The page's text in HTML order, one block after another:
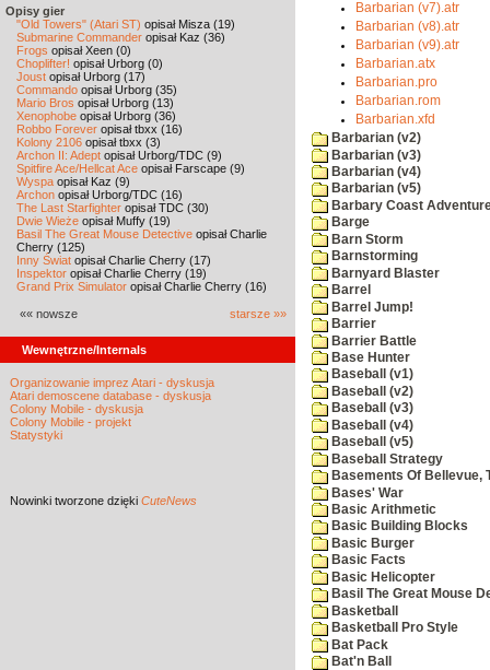
Opisy gier
"Old Towers" (Atari ST) opisał Misza (19)
Submarine Commander opisał Kaz (36)
Frogs opisał Xeen (0)
Choplifter! opisał Urborg (0)
Joust opisał Urborg (17)
Commando opisał Urborg (35)
Mario Bros opisał Urborg (13)
Xenophobe opisał Urborg (36)
Robbo Forever opisał tbxx (16)
Kolony 2106 opisał tbxx (3)
Archon II: Adept opisał Urborg/TDC (9)
Spitfire Ace/Hellcat Ace opisał Farscape (9)
Wyspa opisał Kaz (9)
Archon opisał Urborg/TDC (16)
The Last Starfighter opisał TDC (30)
Dwie Wieże opisał Muffy (19)
Basil The Great Mouse Detective opisał Charlie
Cherry (125)
Inny Świat opisał Charlie Cherry (17)
Inspektor opisał Charlie Cherry (19)
Grand Prix Simulator opisał Charlie Cherry (16)
«« nowsze starsze »»
Wewnętrzne/Internals
Organizowanie imprez Atari - dyskusja
Atari demoscene database - dyskusja
Colony Mobile - dyskusja
Colony Mobile - projekt
Statystyki
Nowinki tworzone dzięki CuteNews
Barbarian (v7).atr
Barbarian (v8).atr
Barbarian (v9).atr
Barbarian.atx
Barbarian.pro
Barbarian.rom
Barbarian.xfd
Barbarian (v2)
Barbarian (v3)
Barbarian (v4)
Barbarian (v5)
Barbary Coast
Barge
Barn Storm
Barnstorming
Barnyard Blaster
Barrel
Barrel Jump!
Barrier
Barrier Battle
Base Hunter
Baseball (v1)
Baseball (v2)
Baseball (v3)
Baseball (v4)
Baseball (v5)
Baseball Strategy
Basements Of Bellevue,
Bases' War
Basic Arithmetic
Basic Building Blocks
Basic Burger
Basic Facts
Basic Helicopter
Basil The Great Mouse
Basketball
Basketball Pro Style
Bat Pack
Bat'n Ball